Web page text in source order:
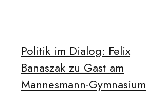
Politik im Dialog: Felix
Banaszak zu Gast am
Mannesmann-Gymnasium